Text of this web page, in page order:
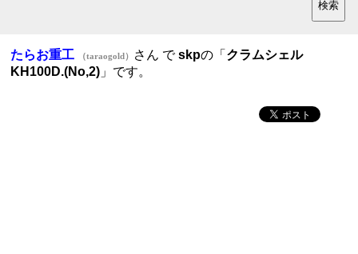
たらお重工 （taraogold） さん でskpの「 クラムシェル
KH100D.(No,2) 」です。